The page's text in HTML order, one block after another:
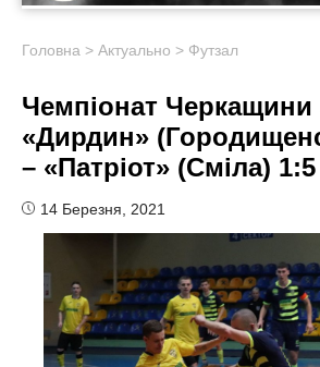
Головна > Актуально > Футзал
Чемпіонат Черкащини
«Дирдин»
– «Патріот» (Сміла) 1:5
14 Березня, 2021